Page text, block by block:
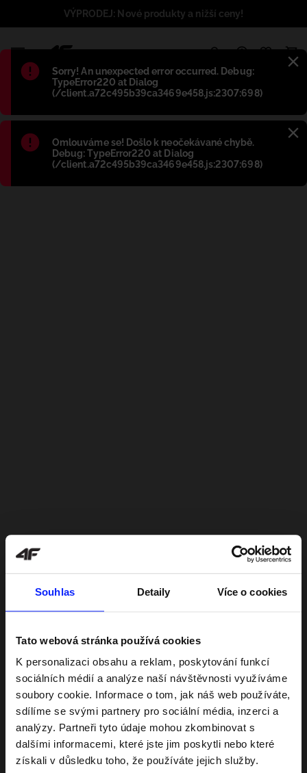
Souhlas Detaily Více o cookies
Tato webová stránka používá cookies
K personalizaci obsahu a reklam, poskytování funkcí
sociálních médií a analýze naší návštěvnosti využíváme
soubory cookie. Informace o tom, jak náš web používáte,
sdílíme se svými partnery pro sociální média, inzerci a
analýzy. Partneři tyto údaje mohou zkombinovat s
dalšími informacemi, které jste jim poskytli nebo které
získali v důsledku toho, že používáte jejich služby.
Błąd:
Sorry! An unexpected error occurred. Debug:
TypeError220 at Dialog
(/client.a72c495b39ca3469e458.js:2307:698)
Błąd:
Omlouváme se! Došlo k neočekávané chybě.
Debug: TypeError220 at Dialog
(/client.a72c495b39ca3469e458.js:2307:698)
VÝPRODEJ: Nové produkty a nižší ceny!